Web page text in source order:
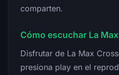
comparten.
Cómo escuchar La
Disfrutar de La Max
presiona play en el